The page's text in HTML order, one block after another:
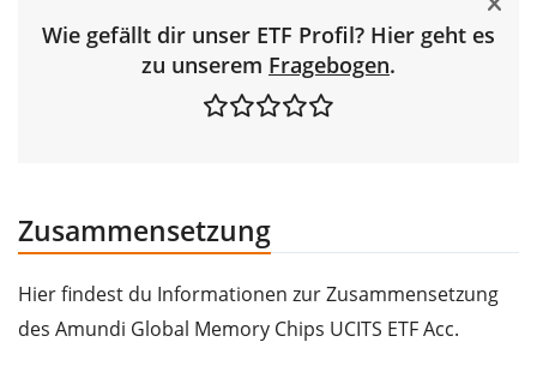
Wie gefällt dir unser ETF Profil? Hier geht es
zu unserem Fragebogen.
Zusammensetzung
Hier findest du Informationen zur Zusammensetzung
des Amundi Global Memory Chips UCITS ETF Acc.